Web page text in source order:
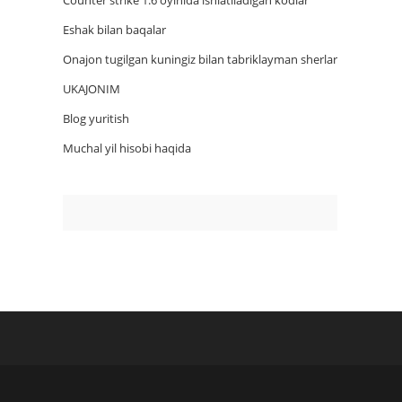
Eshak bilan baqalar
Onajon tugilgan kuningiz bilan tabriklayman sherlar
UKAJONIM
Blog yuritish
Muchal yil hisobi haqida